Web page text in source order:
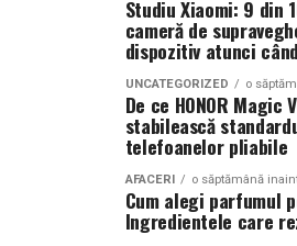
și se dezvoltă relații mai
investițiile realizate în mediul
se acumulează și generează
Companiile care tratează mediul
strategic observă frecvent
poziționare mai bună în piață.
stabilitate și creează premisele
senzuale, Tropic Thunder
Smochina coaptă, laptele de
construiesc o compoziție
soare și de energia destinațiilor
parfum care îmbină prospețimea
notelor cremoase și lemnoase,
Studiu Xiaomi: 9 din
cameră de
dispozitiv atunci
UNCATEGORIZED o
De ce HONOR Magic
stabilească
telefoanelor pliabile
AFACERI o săptămână
Cum alegi parfumul
Ingredientele care